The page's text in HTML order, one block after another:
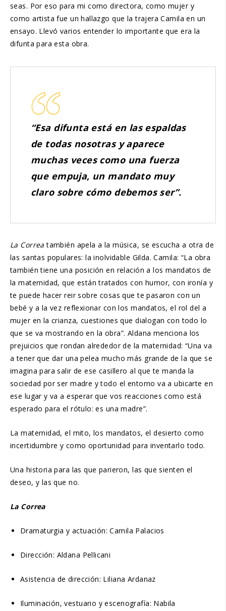
seas. Por eso para mi como directora, como mujer y
como artista fue un hallazgo que la trajera Camila en un
ensayo. Llevó varios entender lo importante que era la
difunta para esta obra.
“Esa difunta está en las espaldas
de todas nosotras y aparece
muchas veces como una fuerza
que empuja, un mandato muy
claro sobre cómo debemos ser”.
La Correa también apela a la música, se escucha a otra de
las santas populares: la inolvidable Gilda. Camila: “La obra
también tiene una posición en relación a los mandatos de
la maternidad, que están tratados con humor, con ironía y
te puede hacer reir sobre cosas que te pasaron con un
bebé y a la vez reflexionar con los mandatos, el rol del a
mujer en la crianza, cuestiones que dialogan con todo lo
que se va mostrando en la obra”. Aldana menciona los
prejuicios que rondan alrededor de la maternidad: “Una va
a tener que dar una pelea mucho más grande de la que se
imagina para salir de ese casillero al que te manda la
sociedad por ser madre y todo el entorno va a ubicarte en
ese lugar y va a esperar que vos reacciones como está
esperado para el rótulo: es una madre”.
La maternidad, el mito, los mandatos, el desierto como
incertidumbre y como oportunidad para inventarlo todo.
Una historia para las que parieron, las que sienten el
deseo, y las que no.
La Correa
Dramaturgia y actuación: Camila Palacios
Dirección: Aldana Pellicani
Asistencia de dirección: Liliana Ardanaz
Iluminación, vestuario y escenografía: Nabila